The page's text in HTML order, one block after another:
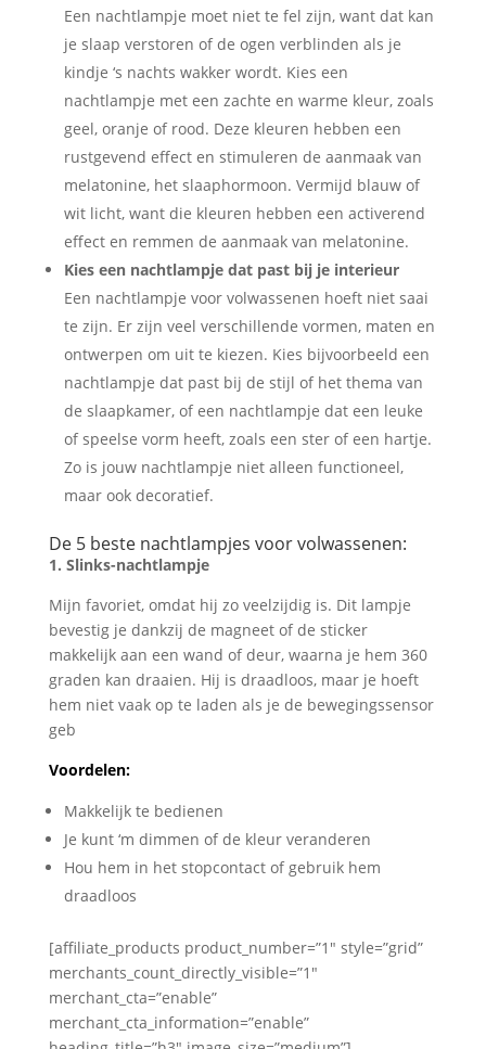
Een nachtlampje moet niet te fel zijn, want dat kan
je slaap verstoren of de ogen verblinden als je
kindje ‘s nachts wakker wordt. Kies een
nachtlampje met een zachte en warme kleur, zoals
geel, oranje of rood. Deze kleuren hebben een
rustgevend effect en stimuleren de aanmaak van
melatonine, het slaaphormoon. Vermijd blauw of
wit licht, want die kleuren hebben een activerend
effect en remmen de aanmaak van melatonine.
Kies een nachtlampje dat past bij je interieur
Een nachtlampje voor volwassenen hoeft niet saai
te zijn. Er zijn veel verschillende vormen, maten en
ontwerpen om uit te kiezen. Kies bijvoorbeeld een
nachtlampje dat past bij de stijl of het thema van
de slaapkamer, of een nachtlampje dat een leuke
of speelse vorm heeft, zoals een ster of een hartje.
Zo is jouw nachtlampje niet alleen functioneel,
maar ook decoratief.
De 5 beste nachtlampjes voor volwassenen:
1. Slinks-nachtlampje
Mijn favoriet, omdat hij zo veelzijdig is. Dit lampje
bevestig je dankzij de magneet of de sticker
makkelijk aan een wand of deur, waarna je hem 360
graden kan draaien. Hij is draadloos, maar je hoeft
hem niet vaak op te laden als je de bewegingssensor
geb
Voordelen:
Makkelijk te bedienen
Je kunt ‘m dimmen of de kleur veranderen
Hou hem in het stopcontact of gebruik hem
draadloos
[affiliate_products product_number=”1″ style=”grid”
merchants_count_directly_visible=”1″
merchant_cta=”enable”
merchant_cta_information=”enable”